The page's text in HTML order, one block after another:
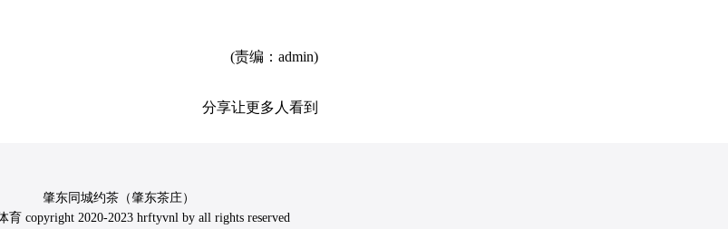
(责编：admin)
分享让更多人看到
肇东同城约茶（肇东茶庄）
育 copyright 2020-2023 hrftyvnl by all rights reserved